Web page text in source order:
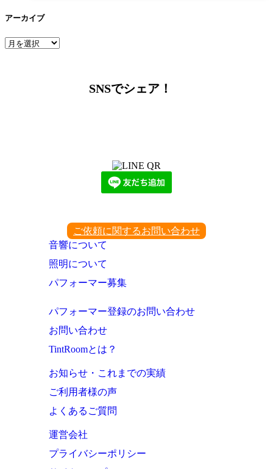
アーカイブ
ア
SNSでシェア！
ご依頼に関するお問い合わせ
音響について
照明について
パフォーマー募集
パフォーマー登録のお問い合わせ
お問い合わせ
TintRoomとは？
お知らせ・これまでの実績
ご利用者様の声
よくあるご質問
運営会社
プライバシーポリシー